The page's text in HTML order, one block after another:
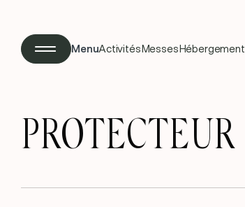
MenuActivités Messes Hébergement
PROTECTEUR